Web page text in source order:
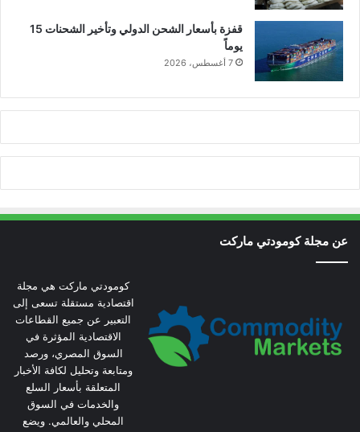
قفزة بأسعار الشحن الدولي وتأخير الشحنات 15
يوماً
7 أغسطس، 2026
عن مجلة كومودتي ماركت
كومودتي ماركت هي مجلة
اقتصادية مستقلة تسعى إلى
التعبير عن جميع القطاعات
الاقتصادية المؤثرة في
السوق المصري، ورصد
ومتابعة وتحليل لكافة الأخبار
المتعلقة بأسعار السلع
والخدمات في السوق
المحلي والعالمي. ويضع